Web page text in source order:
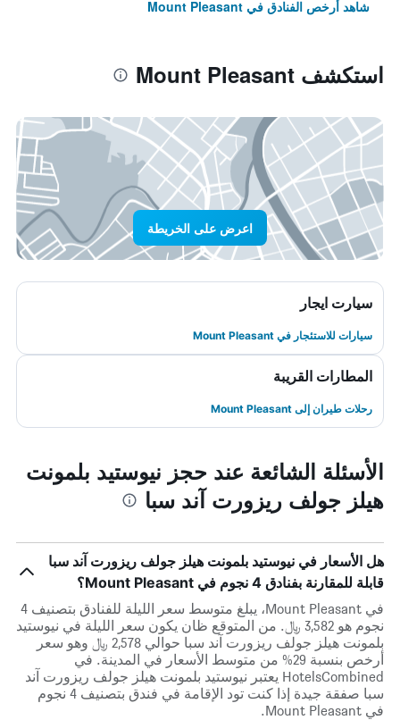
شاهد أرخص الفنادق في Mount Pleasant
استكشف Mount Pleasant
اعرض على الخريطة
سيارت ايجار
سيارات للاستئجار في Mount Pleasant
المطارات القريبة
رحلات طيران إلى Mount Pleasant
الأسئلة الشائعة عند حجز نيوستيد بلمونت
هيلز جولف ريزورت آند سبا
هل الأسعار في نيوستيد بلمونت هيلز جولف ريزورت آند سبا
قابلة للمقارنة بفنادق 4 نجوم في Mount Pleasant؟
في Mount Pleasant، يبلغ متوسط ​​سعر الليلة للفنادق بتصنيف 4
نجوم هو 3,582 ﷼. من المتوقع ظان يكون سعر الليلة في نيوستيد
بلمونت هيلز جولف ريزورت آند سبا حوالي 2,578 ﷼ وهو سعر
أرخص بنسبة 29% من متوسط الأسعار في المدينة. في
HotelsCombined يعتبر نيوستيد بلمونت هيلز جولف ريزورت آند
سبا صفقة جيدة إذا كنت تود الإقامة في فندق بتصنيف 4 نجوم
في Mount Pleasant.